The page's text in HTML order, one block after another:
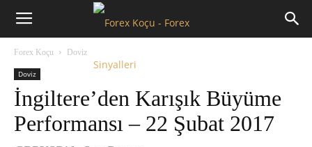
Forex
Forex Koçu Doviz
Doviz
İngiltere’den Karışık Büyüme
Performansı – 22 Şubat 2017